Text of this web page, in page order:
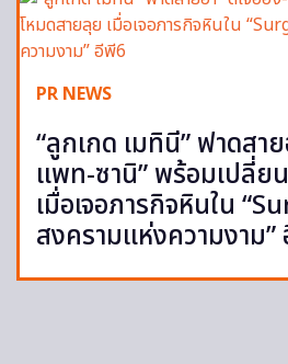
PR NEWS
“ลูกเกด เมทินี” ฟาดสาย
แพท-ซานิ” พร้อมเปลี่ย
เมื่อเจอภารกิจหินใน
สงครามแห่งความงาม”